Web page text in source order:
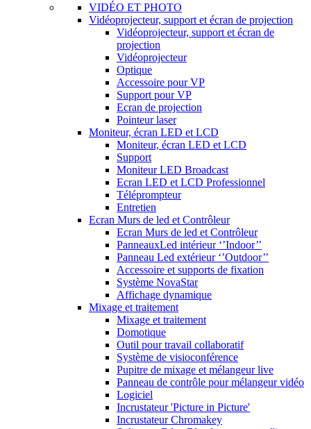
VIDÉO ET PHOTO
Vidéoprojecteur, support et écran de projection
Vidéoprojecteur, support et écran de
projection
Vidéoprojecteur
Optique
Accessoire pour VP
Support pour VP
Ecran de projection
Pointeur laser
Moniteur, écran LED et LCD
Moniteur, écran LED et LCD
Support
Moniteur LED Broadcast
Ecran LED et LCD Professionnel
Téléprompteur
Entretien
Ecran Murs de led et Contrôleur
Ecran Murs de led et Contrôleur
PanneauxLed intérieur ‘’Indoor’’
Panneau Led extérieur ‘’Outdoor’’
Accessoire et supports de fixation
Système NovaStar
Affichage dynamique
Mixage et traitement
Mixage et traitement
Domotique
Outil pour travail collaboratif
Système de visioconférence
Pupitre de mixage et mélangeur live
Panneau de contrôle pour mélangeur vidéo
Logiciel
Incrustateur 'Picture in Picture'
Incrustateur Chromakey